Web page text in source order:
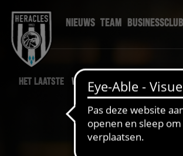
NIEUWS TEAM BUSINESSCLUB
HET LAATSTE WEDSTRIJD NIEUWS